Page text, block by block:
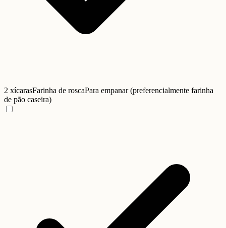
2 xícarasFarinha de roscaPara empanar (preferencialmente farinha
de pão caseira)